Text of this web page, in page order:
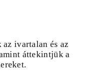
ivartalan és az
áttekintjük a